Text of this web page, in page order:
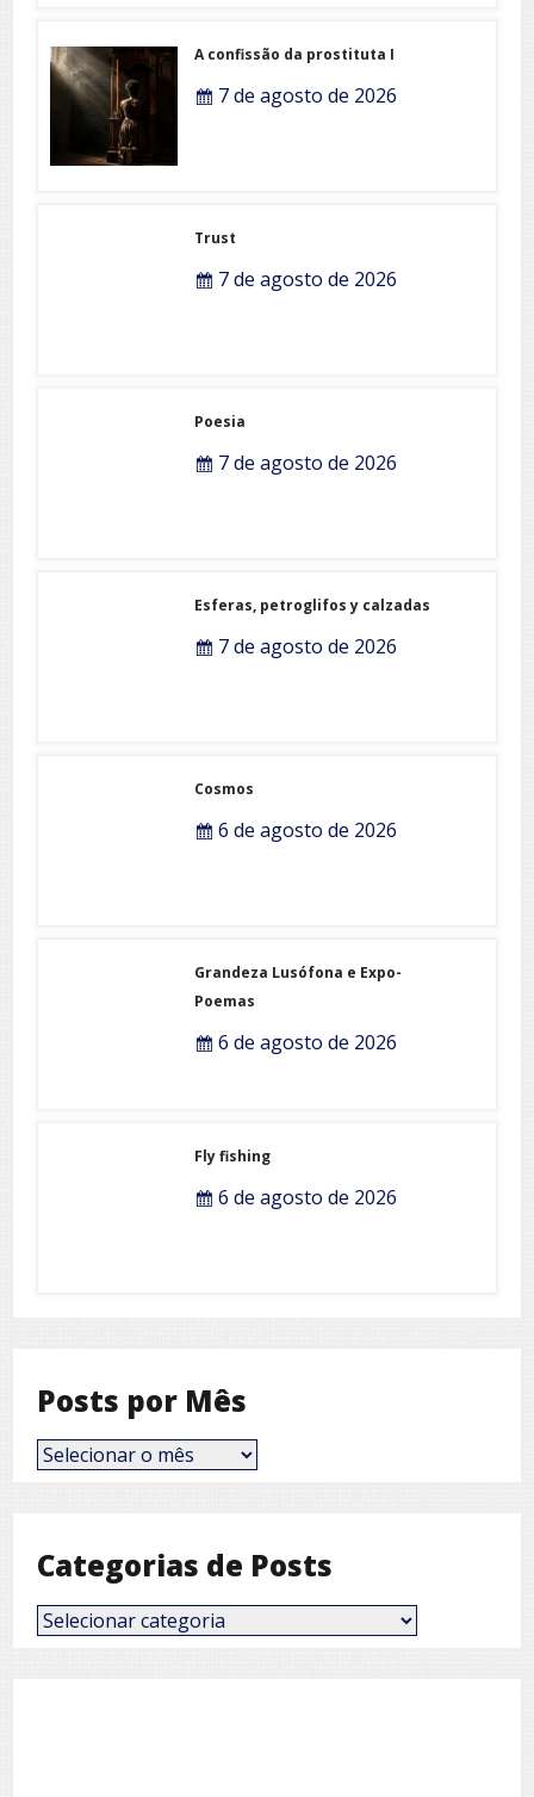
A confissão da prostituta I
7 de agosto de 2026
Trust
7 de agosto de 2026
Poesia
7 de agosto de 2026
Esferas, petroglifos y calzadas
7 de agosto de 2026
Cosmos
6 de agosto de 2026
Grandeza Lusófona e Expo-
Poemas
6 de agosto de 2026
Fly fishing
6 de agosto de 2026
Posts por Mês
Posts
por
Categorias de Posts
Categorias
de